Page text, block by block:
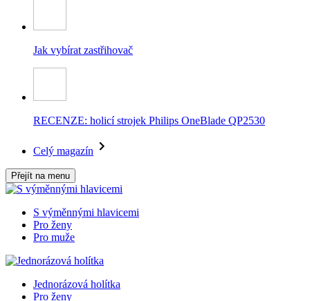
Jak vybírat zastřihovač
RECENZE: holicí strojek Philips OneBlade QP2530
Celý magazín
Přejít na menu
S výměnnými hlavicemi
Pro ženy
Pro muže
Jednorázová holítka
Pro ženy